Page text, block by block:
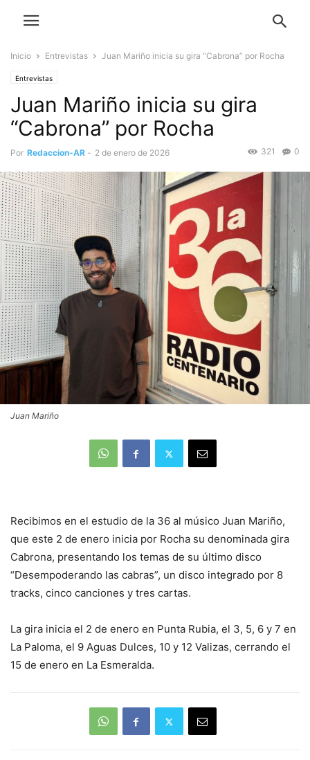
Inicio Entrevistas Juan Mariño inicia su gira “Cabrona” por Rocha
Entrevistas
Juan Mariño inicia su gira
“Cabrona” por Rocha
Por Redaccion-AR - 2 de enero de 2026 0
321
Juan Mariño
Recibimos en el estudio de la 36 al músico Juan Mariño,
que este 2 de enero inicia por Rocha su denominada gira
Cabrona, presentando los temas de su último disco
“Desempoderando las cabras”, un disco integrado por 8
tracks, cinco canciones y tres cartas.
La gira inicia el 2 de enero en Punta Rubia, el 3, 5, 6 y 7 en
La Paloma, el 9 Aguas Dulces, 10 y 12 Valizas, cerrando el
15 de enero en La Esmeralda.